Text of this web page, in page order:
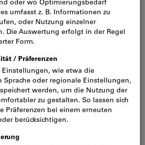
Bauwerkzeuge
an Bauwerkzeugen
wir Sie gerne in